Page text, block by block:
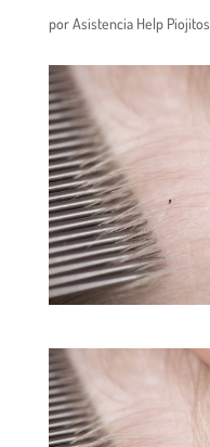
porAsistencia Help Piojitos